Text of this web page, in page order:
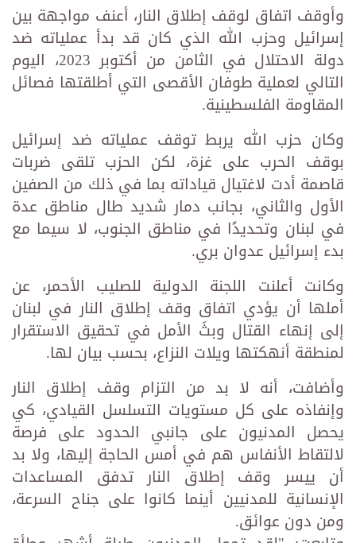
وأوقف اتفاق لوقف إطلاق النار، أعنف مواجهة بين
إسرائيل وحزب الله الذي كان قد بدأ عملياته ضد
دولة الاحتلال في الثامن من أكتوبر 2023، اليوم
التالي لعملية طوفان الأقصى التي أطلقتها فصائل
المقاومة الفلسطينية.
وكان حزب الله يربط توقف عملياته ضد إسرائيل
بوقف الحرب على غزة، لكن الحزب تلقى ضربات
قاصمة أدت لاغتيال قياداته بما في ذلك من الصفين
الأول والثاني، بجانب دمار شديد طال مناطق عدة
في لبنان وتحديدًا في مناطق الجنوب، لا سيما مع
بدء إسرائيل عدوان بري.
وكانت أعلنت اللجنة الدولية للصليب الأحمر، عن
أملها أن يؤدي اتفاق وقف إطلاق النار في لبنان
إلى إنهاء القتال وبثَ الأمل في تحقيق الاستقرار
لمنطقة أنهكتها ويلات النزاع، بحسب بيان لها.
وأضافت، أنه لا بد من التزام وقف إطلاق النار
وإنفاذه على كل مستويات التسلسل القيادي، كي
يحصل المدنيون على جانبي الحدود على فرصة
لالتقاط الأنفاس هم في أمس الحاجة إليها، ولا بد
أن ييسر وقف إطلاق النار تدفق المساعدات
الإنسانية للمدنيين أينما كانوا على جناح السرعة،
ومن دون عوائق.